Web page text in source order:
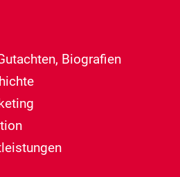
Biografien